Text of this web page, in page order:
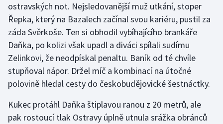
Judo
Krasobruslení
Lezení
Lyže a snowboard
Moderní pětiboj
ostravských not. Nejsledovanější muž utkání, stoper
Řepka, který na Bazalech začínal svou kariéru, pustil za
záda Svěrkoše. Ten si obhodil vybíhajícího brankáře
Daňka, po kolizi však upadl a diváci spílali sudímu
Zelinkovi, že neodpískal penaltu. Baník od té chvíle
stupňoval nápor. Držel míč a kombinací na útočné
polovině hledal cesty do českobudějovické šestnáctky.
Kukec protáhl Daňka štiplavou ranou z 20 metrů, ale
pak rostoucí tlak Ostravy úplně utnula srážka obránců